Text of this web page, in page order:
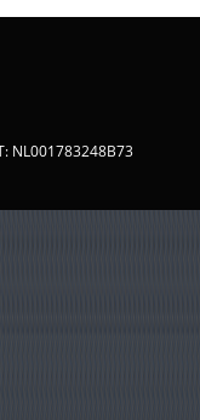
NL001783248B73